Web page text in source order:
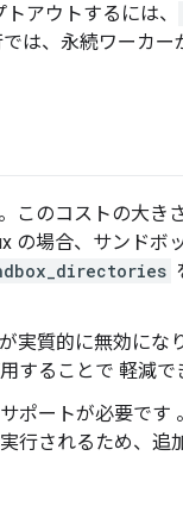
アウトするには、
は、永続ワーカ
このコストの大き
の場合、サンドボ
実質的に無効にな
することで 軽減で
ポートが必要です
行されるため、追